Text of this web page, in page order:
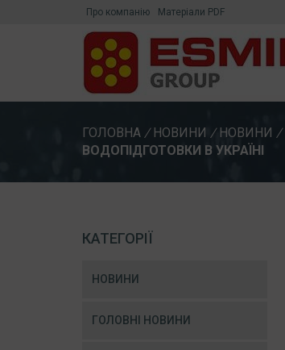
Про компанію Матеріали PDF
ГОЛОВНА / НОВИНИ /НОВИНИ /
ВОДОПІДГОТОВКИ В УКРАЇНІ
КАТЕГОРІЇ
НОВИНИ
ГОЛОВНІ НОВИНИ